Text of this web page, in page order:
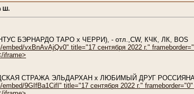
Ш.
БЭРНАРДО ТАРО x ЧЕРРИ), - отл.,CW, КЧК, ЛК, BOS
vxBnAvAjQv0" title="17 сентября 2022 г."
iframe>
СТРАЖА ЭЛЬДАРХАН x ЛЮБИМЫЙ ДРУГ
9GIfBa1CifI" title="17 сентября 2022 г."